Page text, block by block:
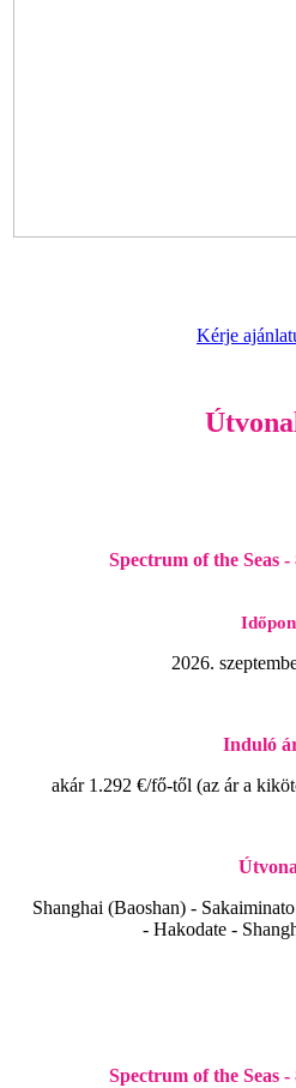
Kérje
Spectrum of the Seas-
2026.
Induló
akár 1.292 €/fő-től (az ár a
Shanghai (Baoshan) -
- Hakodate -
Spectrum of the Seas